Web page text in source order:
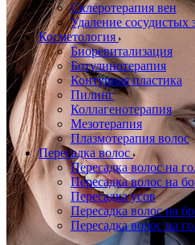
Cклеротерапия вен
Удаление сосудистых
Косметология
Биоревитализация
Ботулинотерапия
Контурная пластика
Пилинг
Коллагенотерапия
Мезотерапия
Плазмотерапия волос
Пересадка волос
Пересадка волос на
Пересадка волос на
Пересадка усов
Пересадка волос на
Пересадка волос на